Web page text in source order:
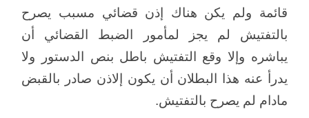
قائمة ولم يكن هناك إذن قضائي مسبب يصرح
بالتفتيش لم يجز لمأمور الضبط القضائي أن
يباشره وإلا وقع التفتيش باطل بنص الدستور ولا
يدرأ عنه هذا البطلان أن يكون إلاذن صادر بالقبض
مادام لم يصرح بالتفتيش.